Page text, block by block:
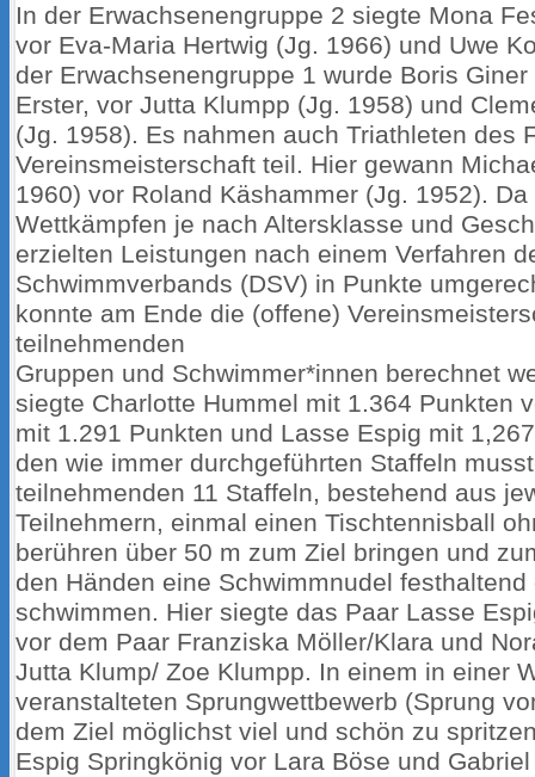
In der Erwachsenengruppe 2 siegte Mona
vor Eva-Maria Hertwig (Jg. 1966) und Uwe
der Erwachsenengruppe 1 wurde Boris
Erster, vor Jutta Klumpp (Jg. 1958) und
(Jg. 1958). Es nahmen auch Triathleten des
Vereinsmeisterschaft teil. Hier gewann
1960) vor Roland Käshammer (Jg. 1952).
Wettkämpfen je nach Altersklasse und
erzielten Leistungen nach einem Verfahren
Schwimmverbands (DSV) in Punkte
konnte am Ende die (offene)
teilnehmenden
Gruppen und Schwimmer*innen berechnet
siegte Charlotte Hummel mit 1.364 Punkten
mit 1.291 Punkten und Lasse Espig mit
den wie immer durchgeführten Staffeln
teilnehmenden 11 Staffeln, bestehend aus
Teilnehmern, einmal einen Tischtennisball
berühren über 50 m zum Ziel bringen und
den Händen eine Schwimmnudel
schwimmen. Hier siegte das Paar Lasse
vor dem Paar Franziska Möller/Klara und
Jutta Klump/ Zoe Klumpp. In einem in einer
veranstalteten Sprungwettbewerb (Sprung
dem Ziel möglichst viel und schön zu
Espig Springkönig vor Lara Böse und